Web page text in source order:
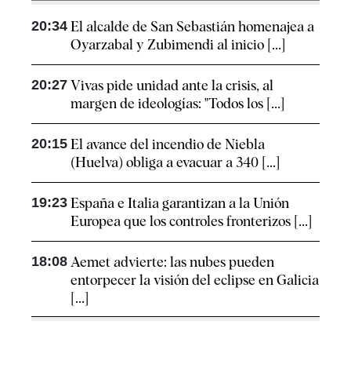
20:34 El alcalde de San Sebastián homenajea a
Oyarzabal y Zubimendi al inicio [...]
20:27 Vivas pide unidad ante la crisis, al
margen de ideologías: "Todos los [...]
20:15 El avance del incendio de Niebla
(Huelva) obliga a evacuar a 340 [...]
19:23 España e Italia garantizan a la Unión
Europea que los controles fronterizos [...]
18:08 Aemet advierte: las nubes pueden
entorpecer la visión del eclipse en Galicia
[...]